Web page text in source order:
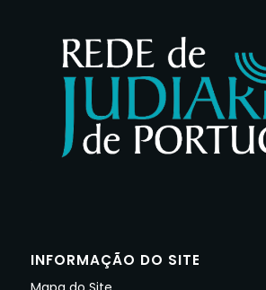
INFORMAÇÃO DO SITE